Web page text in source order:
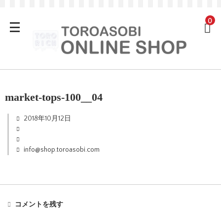
0
market-tops-100__04
2018年10月12日
info@shop.toroasobi.com
コメントを残す